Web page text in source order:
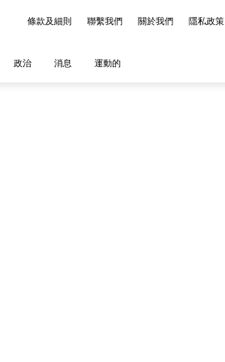
條款及細則 聯繫我們 關於我們 隱私政策
政治 消息 運動的